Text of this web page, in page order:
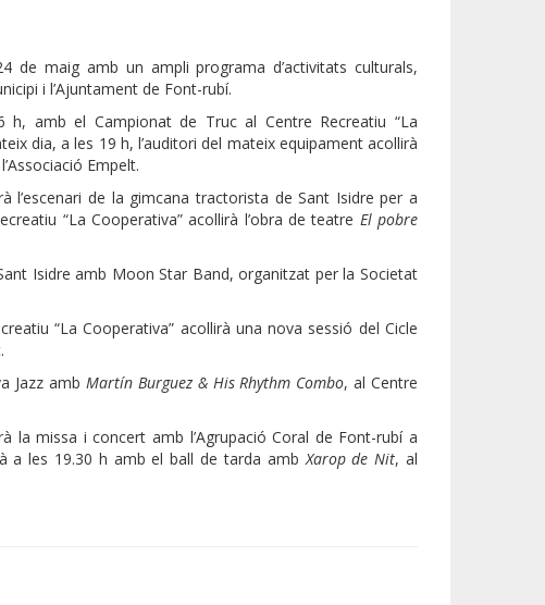
de maig amb un ampli programa d’activitats culturals,
i l’Ajuntament de Font-rubí.
amb el Campionat de Truc al Centre Recreatiu “La
dia, a les 19 h, l’auditori del mateix equipament acollirà
Empelt.
de la gimcana tractorista de Sant Isidre per a
“La Cooperativa” acollirà l’obra de teatre El pobre
Isidre amb Moon Star Band, organitzat per la Societat
“La Cooperativa” acollirà una nova sessió del Cicle
Jazz amb Martín Burguez & His Rhythm Combo, al Centre
la missa i concert amb l’Agrupació Coral de Font-rubí a
a les 19.30 h amb el ball de tarda ambXarop de Nit, al